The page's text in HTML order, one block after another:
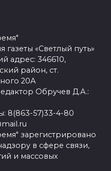
«Светлый путь»
адрес: 346610,
район, ст.
20А
Обручев Д.А.:
8(863-57)33-4-80
зарегистрировано
в сфере связи,
и массовых